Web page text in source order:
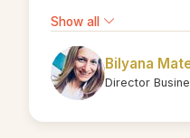
with ease and
an open, interactive,
environment made
impactful for all
Show all
Bilyana
Director